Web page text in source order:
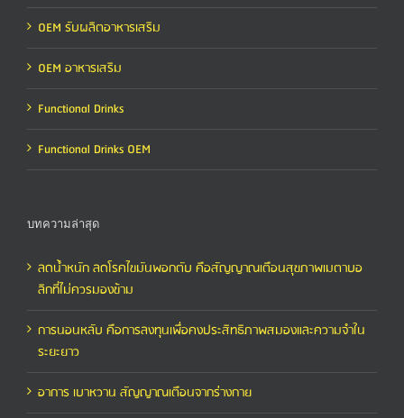
OEM รับผลิตอาหารเสริม
OEM อาหารเสริม
Functional Drinks
Functional Drinks OEM
บทความล่าสุด
ลดน้ำหนัก ลดโรคไขมันพอกตับ คือสัญญาณเตือนสุขภาพเมตาบอ
ลิกที่ไม่ควรมองข้าม
การนอนหลับ คือการลงทุนเพื่อคงประสิทธิภาพสมองและความจำใน
ระยะยาว
อาการ เบาหวาน สัญญาณเตือนจากร่างกาย